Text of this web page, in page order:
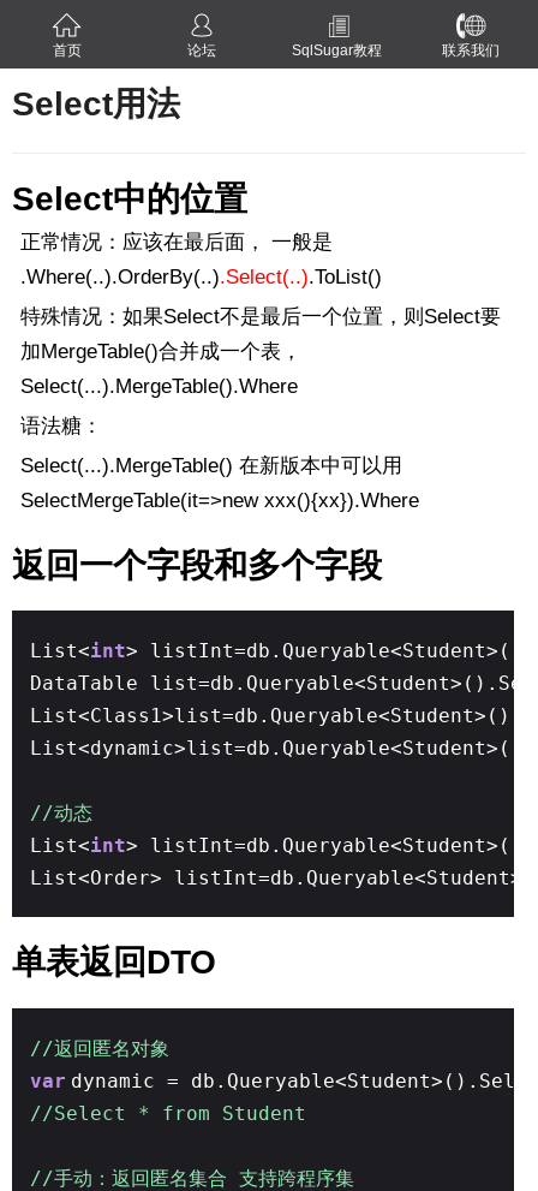
首页 论坛 SqlSugar教程 联系我们
Select用法
Select中的位置
正常情况：应该在最后面， 一般是
.Where(..).OrderBy(..).Select(..).ToList()
特殊情况：如果Select不是最后一个位置，则Select要
加MergeTable()合并成一个表，
Select(...).MergeTable().Where
语法糖：
Select(...).MergeTable() 在新版本中可以用
SelectMergeTable(it=>new xxx(){xx}).Where
返回一个字段和多个字段
List<int>
DataTable
//动态
List<int>
List<Order>
单表返回DTO
//返回匿名对象
var dynamic =
//Select * from Student
//手动：返回匿名集合 支持跨程序集